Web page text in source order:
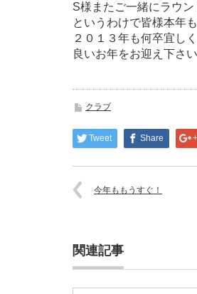
S様またご一緒にラウン
というわけで皆様本年
２０１３年も何卒宜し
良いお年をお迎え下さ
クラブ
Tweet Share
今年ももうすぐ！
関連記事